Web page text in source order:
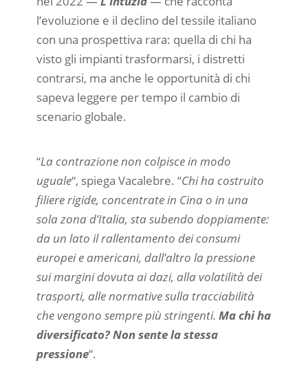
l’evoluzione e il declino del tessile italiano
con una prospettiva rara: quella di chi ha
visto gli impianti trasformarsi, i distretti
contrarsi, ma anche le opportunità di chi
sapeva leggere per tempo il cambio di
scenario globale.
“La contrazione non colpisce in modo
uguale“, spiega Vacalebre. “Chi ha costruito
filiere rigide, concentrate in Cina o in una
sola zona d’Italia, sta subendo doppiamente:
da un lato il rallentamento dei consumi
europei e americani, dall’altro la pressione
sui margini dovuta ai dazi, alla volatilità dei
trasporti, alle normative sulla tracciabilità
che vengono sempre più stringenti. Ma chi ha
diversificato? Non sente la stessa
pressione“.